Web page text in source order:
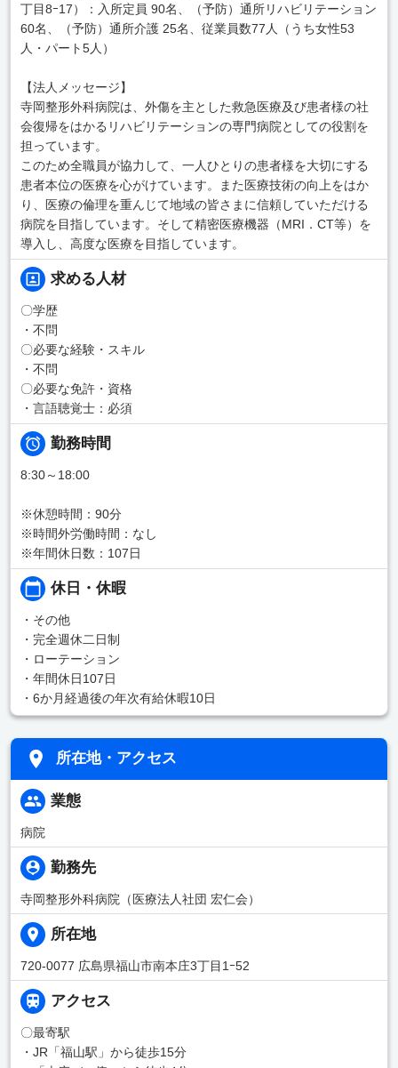
丁目8ｰ17）：入所定員 90名、（予防）通所リハビリテーション
60名、（予防）通所介護 25名、従業員数77人（うち女性53
人・パート5人）
【法人メッセージ】
寺岡整形外科病院は、外傷を主とした救急医療及び患者様の社
会復帰をはかるリハビリテーションの専門病院としての役割を
担っています。
このため全職員が協力して、一人ひとりの患者様を大切にする
患者本位の医療を心がけています。また医療技術の向上をはか
り、医療の倫理を重んじて地域の皆さまに信頼していただける
病院を目指しています。そして精密医療機器（MRI．CT等）を
導入し、高度な医療を目指しています。
求める人材
〇学歴
・不問
〇必要な経験・スキル
・不問
〇必要な免許・資格
・言語聴覚士：必須
勤務時間
8:30～18:00
※休憩時間：90分
※時間外労働時間：なし
※年間休日数：107日
休日・休暇
・その他
・完全週休二日制
・ローテーション
・年間休日107日
・6か月経過後の年次有給休暇10日
所在地・アクセス
業態
病院
勤務先
寺岡整形外科病院（医療法人社団 宏仁会）
所在地
720-0077 広島県福山市南本庄3丁目1ｰ52
アクセス
〇最寄駅
・JR「福山駅」から徒歩15分